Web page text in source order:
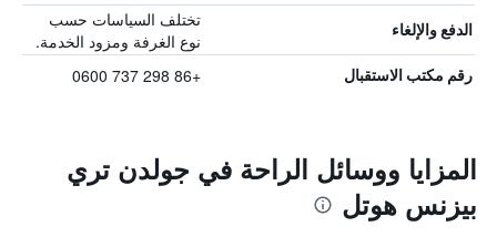
الدفع والإلغاء
تختلف السياسات حسب
نوع الغرفة ومزود الخدمة.
رقم مكتب الاستقبال +86 298 737 0600
المزايا ووسائل الراحة في جولدن تري
بيزنس هوتل